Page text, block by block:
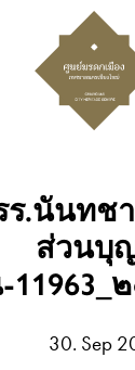
.นันทช
ส่วนบุ
30. Sep